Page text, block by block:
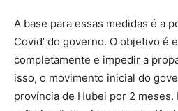
A base para essas medidas é a
Covid’ do governo. O objetivo é
completamente e impedir a
isso, o movimento inicial do
província de Hubei por 2 meses.